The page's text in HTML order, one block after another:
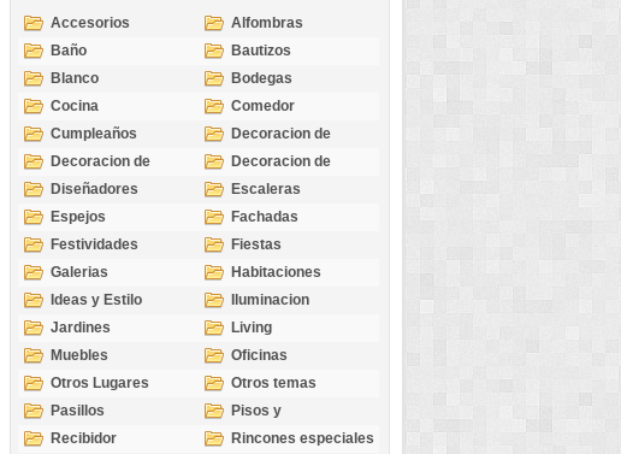
Accesorios
Alfombras
Baño
Bautizos
Blanco
Bodegas
Cocina
Comedor
Cumpleaños
Decoracion de
Exteriores
Decoracion de
Interiores
Decoracion de
Ocasiones
Diseñadores
Escaleras
Espejos
Fachadas
Festividades
Fiestas
Galerias
Habitaciones
Ideas y Estilo
Iluminacion
Jardines
Living
Muebles
Oficinas
Otros Lugares
Otros temas
Pasillos
Pisos y
revestimientos
Recibidor
Rincones especiales